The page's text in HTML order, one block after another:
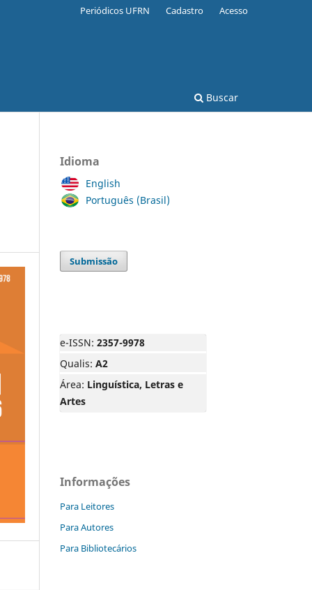
Buscar
Periódicos UFRN Cadastro Acesso
Idioma
English
Português (Brasil)
Submissão
e-ISSN: 2357-9978
Qualis: A2
Área: Linguística, Letras e
Artes
Informações
Para Leitores
Para Autores
Para Bibliotecários